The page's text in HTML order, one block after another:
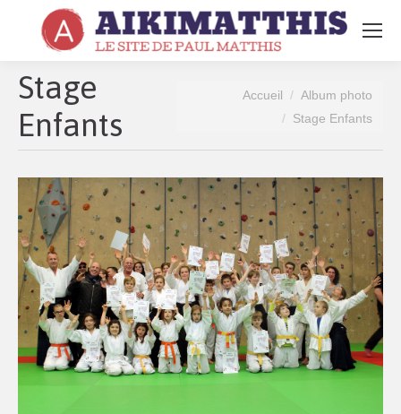
Search:
Stage
Enfants
Vous êtes ici :
Accueil
Album photo
Stage Enfants